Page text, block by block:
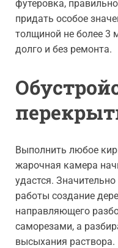
футеровка,
придать особое
толщиной не более 3
долго и без ремонта.
Выполнить любое
жарочная камера
удастся.
работы создание
направляющего
саморезами, а
высыхания раствора.